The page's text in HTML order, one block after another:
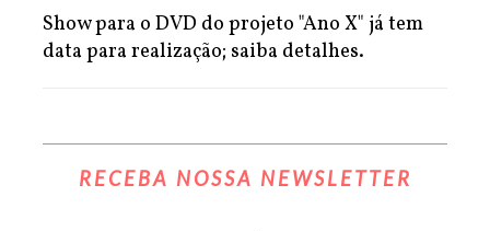
Show para o DVD do projeto "Ano X" já tem
data para realização; saiba detalhes.
RECEBA NOSSA NEWSLETTER